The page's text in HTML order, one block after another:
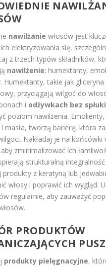
nawilżanie włosów jest
elektryzowania się,
z trzech typów składników,
nawilżenie: humektanty,
Humektanty, takie jak gliceryna
przyciągają wilgoć do
i odżywkach bez
poziom nawilżenia.
masła, tworzą barierę, która
Nakładaj je na końcówki
zminimalizować ich
strukturalną integralność
produkty z keratyną lub
włosy i poprawić ich wygląd.
regularnie, aby zauważyć
PRODUKTÓW
produkty pielęgnacyjne,